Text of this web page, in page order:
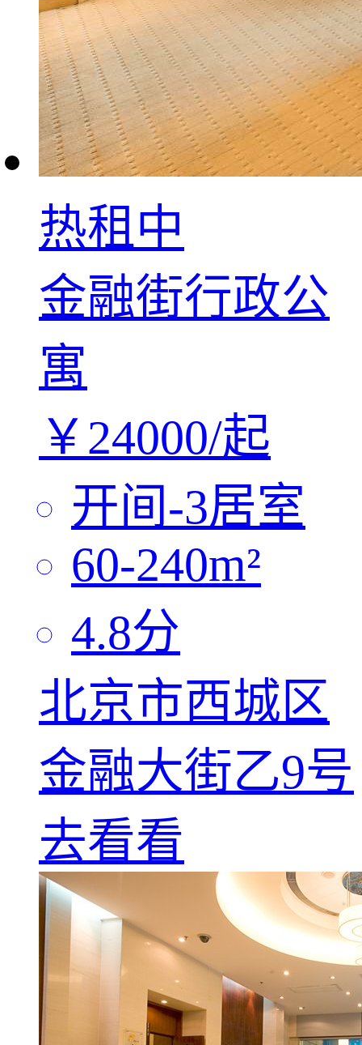
热租中
金融街行政公
寓
￥24000/起
开间-3居室
60-240m²
4.8分
北京市西城区
金融大街乙9号
去看看